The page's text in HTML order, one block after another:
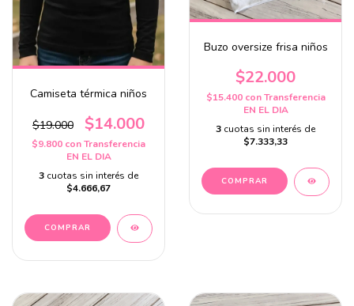
Camiseta térmica niños
$19.000 $14.000
$9.800 conTransferencia
EN EL DIA
3 cuotas sin interés de
$4.666,67
COMPRAR
Buzo oversize frisa niños
$22.000
$15.400 con Transferencia
EN EL DIA
3 cuotas sin interés de
$7.333,33
COMPRAR